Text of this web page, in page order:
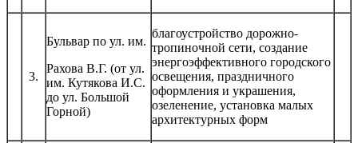
3.
Бульвар по ул. им.
Рахова В.Г. (от ул.
им. Кутякова И.С.
до ул. Большой
Горной)
благоустройство дорожно-
тропиночной сети, создание
энергоэффективного городского
освещения, праздничного
оформления и украшения,
озеленение, установка малых
архитектурных форм